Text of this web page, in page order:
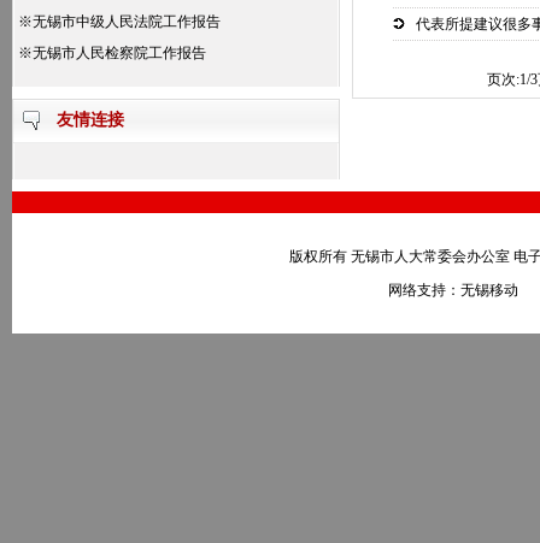
八、选举。
※无锡市中级人民法院工作报告
※无锡市人民检察院工作报告
友情连接
代表所提建议很多
页次:1/3
版权所有 无锡市人大常委会办公室 电
网络支持：无锡移动